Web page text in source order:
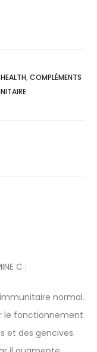
, COMPLÉMENTS
C :
normal.
le fonctionnement
et des gencives.